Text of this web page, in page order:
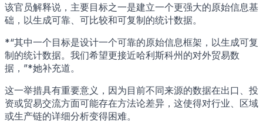
该官员解释说，主要目标之一是建立一个更强大的原始信息基
础，以生成可靠、可比较和可复制的统计数据。
*“其中一个目标是设计一个可靠的原始信息框架，以生成可复
制的统计数据。我们希望更接近哈利斯科州的对外贸易数
据，”*她补充道。
这一举措具有重要意义，因为目前不同来源的数据在出口、投
资或贸易交流方面可能存在方法论差异，这使得对行业、区域
或生产链的详细分析变得困难。